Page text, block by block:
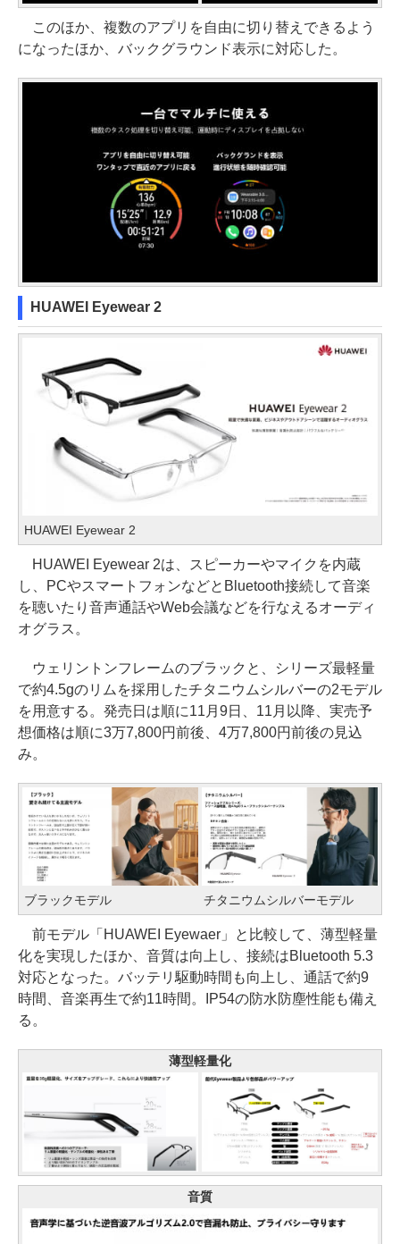
このほか、複数のアプリを自由に切り替えできるよう
になったほか、バックグラウンド表示に対応した。
HUAWEI Eyewear 2
HUAWEI Eyewear 2
HUAWEI Eyewear 2は、スピーカーやマイクを内蔵
し、PCやスマートフォンなどとBluetooth接続して音楽
を聴いたり音声通話やWeb会議などを行なえるオーディ
オグラス。
ウェリントンフレームのブラックと、シリーズ最軽量
で約4.5gのリムを採用したチタニウムシルバーの2モデル
を用意する。発売日は順に11月9日、11月以降、実売予
想価格は順に3万7,800円前後、4万7,800円前後の見込
み。
ブラックモデル チタニウムシルバーモデル
前モデル「HUAWEI Eyewaer」と比較して、薄型軽量
化を実現したほか、音質は向上し、接続はBluetooth 5.3
対応となった。バッテリ駆動時間も向上し、通話で約9
時間、音楽再生で約11時間。IP54の防水防塵性能も備え
る。
薄型軽量化
音質